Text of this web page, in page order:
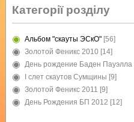
Категорії розділу
Альбом "скауты ЭСкО" [56]
Золотой Феникс 2010 [14]
День рождение Баден Пауэлла
I слет скаутов Сумщины [9]
Золотой Феникс 2011 [9]
День Рождения БП 2012 [12]